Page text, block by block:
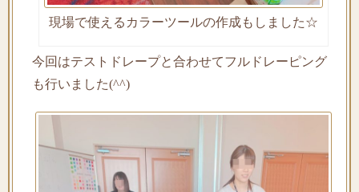
現場で使えるカラーツールの作成もしました☆
今回はテストドレープと合わせてフルドレーピング
も行いました(^^)